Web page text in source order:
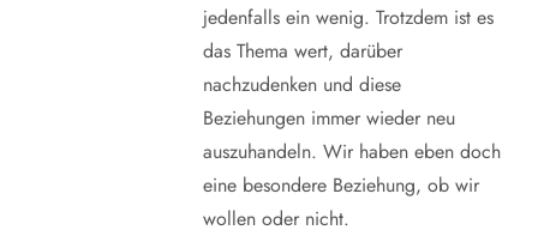
jedenfalls ein wenig. Trotzdem ist es
das Thema wert, darüber
nachzudenken und diese
Beziehungen immer wieder neu
auszuhandeln. Wir haben eben doch
eine besondere Beziehung, ob wir
wollen oder nicht.